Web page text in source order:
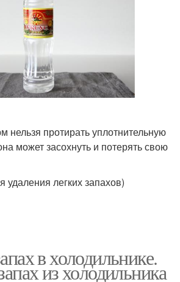
нельзя протирать уплотнительную
может засохнуть и потерять свою
легких запахов)
в холодильнике.
из холодильника